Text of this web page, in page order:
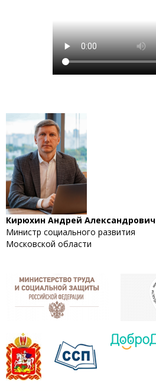
Кирюхин Андрей Александрович
Министр социального развития
Московской области